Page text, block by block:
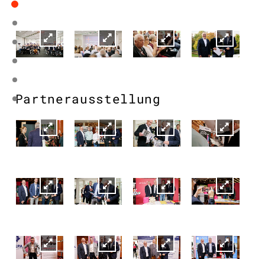
Partnerausstellung